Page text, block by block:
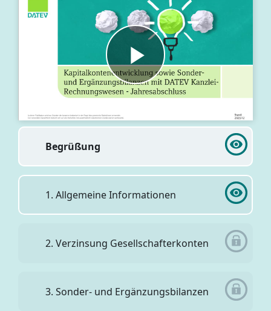
Begrüßung
1. Allgemeine Informationen
2. Verzinsung Gesellschafterkonten
3. Sonder- und Ergänzungsbilanzen